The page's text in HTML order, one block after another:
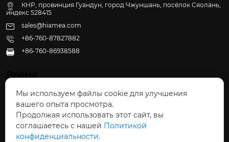
КНР, провинция Гуандун, город Чжуншань, посёлок Сяолань,
индекс 528415
sales@hiamea.com
+86-760-87827882
 +86-760-86938588
Время
Пн - Пт: 09:30 - 22:00
Сб - Вс: 10:00 - 22:30
Мы используем файлы cookie для улучшения
вашего опыта просмотра.
Продолжая использовать этот сайт, вы
соглашаетесь с нашей Политикой
конфиденциальности.